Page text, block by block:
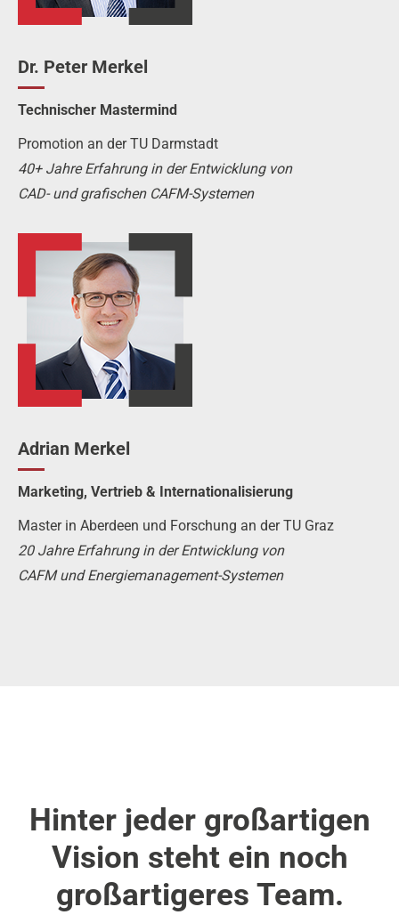
Dr. Peter Merkel
Technischer Mastermind
Promotion an der TU Darmstadt
40+ Jahre Erfahrung in der Entwicklung von
CAD- und grafischen CAFM-Systemen
Adrian Merkel
Marketing, Vertrieb & Internationalisierung
Master in Aberdeen und Forschung an der TU Graz
20 Jahre Erfahrung in der Entwicklung von
CAFM und Energiemanagement-Systemen
Hinter jeder großartigen
Vision steht ein noch
großartigeres Team.